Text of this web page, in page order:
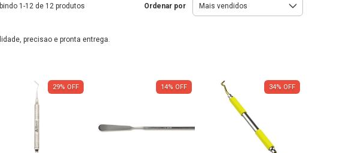
1-12 de 12 produtos Ordenar por
precisao e pronta entrega.
29% OFF 14% OFF 34% OFF